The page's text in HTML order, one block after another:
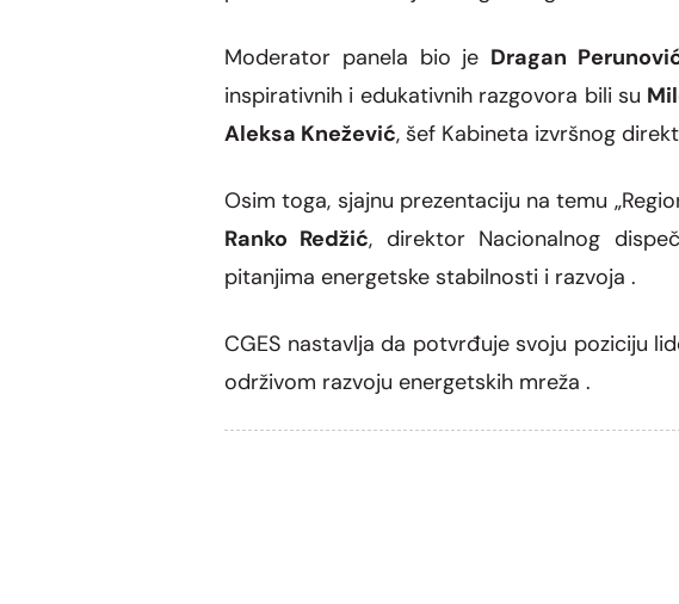
Moderator panela bio je Dragan
inspirativnih i edukativnih razgovora bili su
Aleksa Knežević, šef Kabineta izvršnog
Osim toga, sjajnu prezentaciju na temu
Ranko Redžić, direktor Nacionalnog
pitanjima energetske stabilnosti i razvoja .
CGES nastavlja da potvrđuje svoju poziciju
održivom razvoju energetskih mreža .